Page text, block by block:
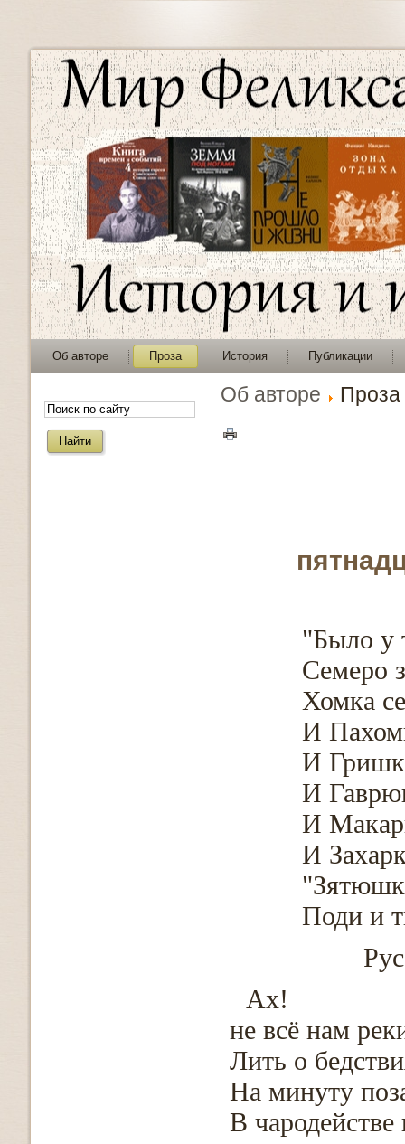
Об авторе Проза История Публикации
Об авторе Проза
"Было у
Семеро
Хомка
И
И
И
И
И
Поди и
Ах!
не всё нам
Лить о
На минуту
В